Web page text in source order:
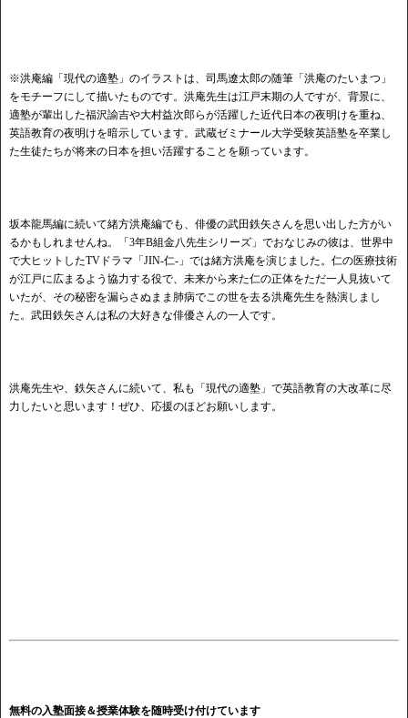
※洪庵編「現代の適塾」のイラストは、司馬遼太郎の随筆「洪庵のたいまつ」
をモチーフにして描いたものです。洪庵先生は江戸末期の人ですが、背景に、
適塾が輩出した福沢諭吉や大村益次郎らが活躍した近代日本の夜明けを重ね、
英語教育の夜明けを暗示しています。武蔵ゼミナール大学受験英語塾を卒業し
た生徒たちが将来の日本を担い活躍することを願っています。
坂本龍馬編に続いて緒方洪庵編でも、俳優の武田鉄矢さんを思い出した方がい
るかもしれませんね。「3年B組金八先生シリーズ」でおなじみの彼は、世界中
で大ヒットしたTVドラマ「JIN‐仁‐」では緒方洪庵を演じました。仁の医療技術
が江戸に広まるよう協力する役で、未来から来た仁の正体をただ一人見抜いて
いたが、その秘密を漏らさぬまま肺病でこの世を去る洪庵先生を熱演しまし
た。武田鉄矢さんは私の大好きな俳優さんの一人です。
洪庵先生や、鉄矢さんに続いて、私も「現代の適塾」で英語教育の大改革に尽
力したいと思います！ぜひ、応援のほどお願いします。
無料の入塾面接＆授業体験を随時受け付けています